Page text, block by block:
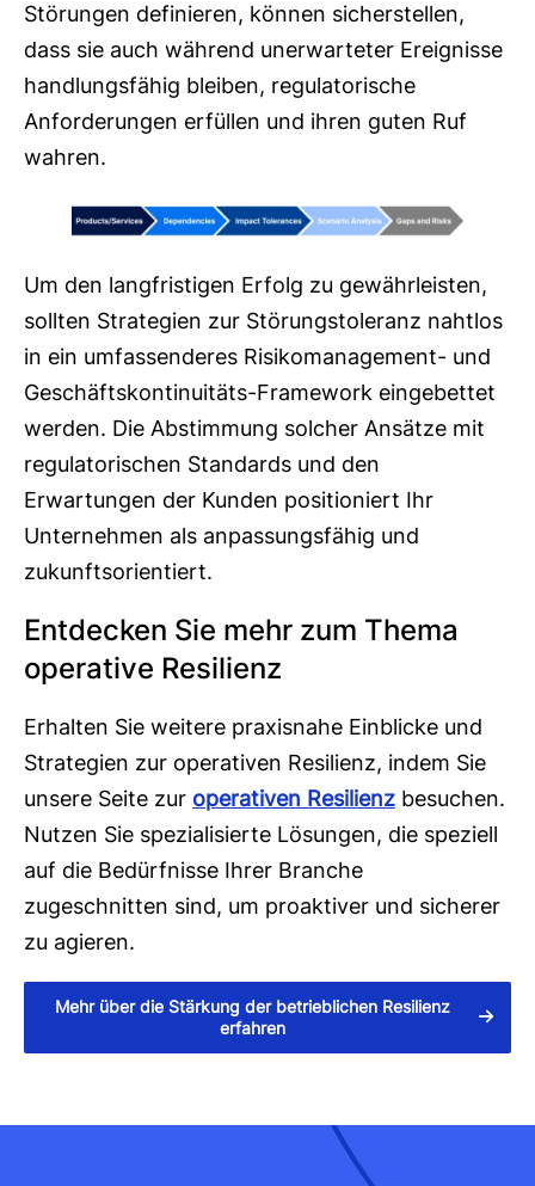
Störungen definieren, können sicherstellen,
dass sie auch während unerwarteter Ereignisse
handlungsfähig bleiben, regulatorische
Anforderungen erfüllen und ihren guten Ruf
wahren.
Um den langfristigen Erfolg zu gewährleisten,
sollten Strategien zur Störungstoleranz nahtlos
in ein umfassenderes Risikomanagement- und
Geschäftskontinuitäts-Framework eingebettet
werden. Die Abstimmung solcher Ansätze mit
regulatorischen Standards und den
Erwartungen der Kunden positioniert Ihr
Unternehmen als anpassungsfähig und
zukunftsorientiert.
Entdecken Sie mehr zum Thema
operative Resilienz
Erhalten Sie weitere praxisnahe Einblicke und
Strategien zur operativen Resilienz, indem Sie
unsere Seite zur operativen Resilienz besuchen.
Nutzen Sie spezialisierte Lösungen, die speziell
auf die Bedürfnisse Ihrer Branche
zugeschnitten sind, um proaktiver und sicherer
zu agieren.
Mehr über die Stärkung der betrieblichen Resilienz
erfahren